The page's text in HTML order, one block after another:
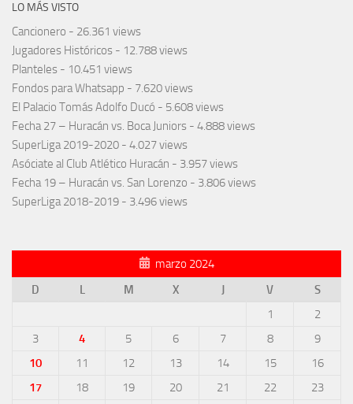
LO MÁS VISTO
Cancionero - 26.361 views
Jugadores Históricos - 12.788 views
Planteles - 10.451 views
Fondos para Whatsapp - 7.620 views
El Palacio Tomás Adolfo Ducó - 5.608 views
Fecha 27 – Huracán vs. Boca Juniors - 4.888 views
SuperLiga 2019-2020 - 4.027 views
Asóciate al Club Atlético Huracán - 3.957 views
Fecha 19 – Huracán vs. San Lorenzo - 3.806 views
SuperLiga 2018-2019 - 3.496 views
marzo 2024
D
L M X J V
S
1
2
3
4 5 6 7 8
9
10
11 12 13 14 15
16
17
18 19 20 21 22
23